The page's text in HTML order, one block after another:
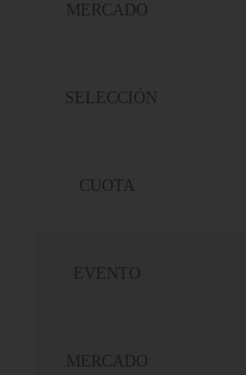
MERCADO
SELECCIÓN
CUOTA
EVENTO
MERCADO